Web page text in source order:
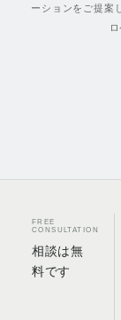
ーションをご提案
FREE
CONSULTATION
相談は無
料です